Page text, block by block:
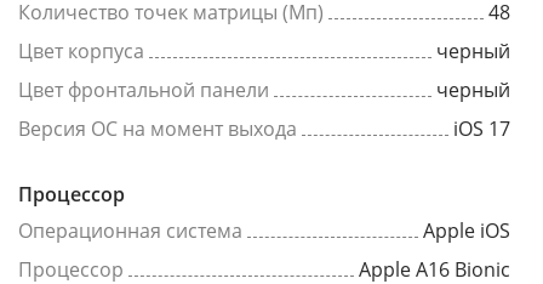
Количество точек матрицы (Мп)
48
Цвет корпуса
черный
Цвет фронтальной панели
черный
Версия ОС на момент выхода
iOS 17
Процессор
Операционная система
Apple iOS
Процессор
Apple A16 Bionic